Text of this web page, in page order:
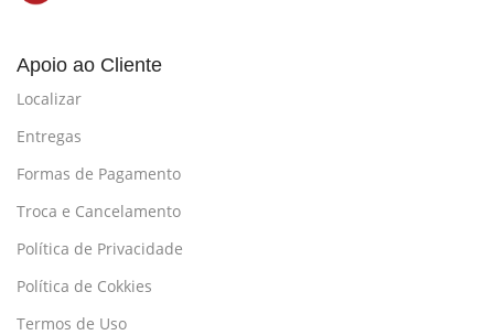
Apoio ao Cliente
Localizar
Entregas
Formas de Pagamento
Troca e Cancelamento
Política de Privacidade
Política de Cokkies
Termos de Uso